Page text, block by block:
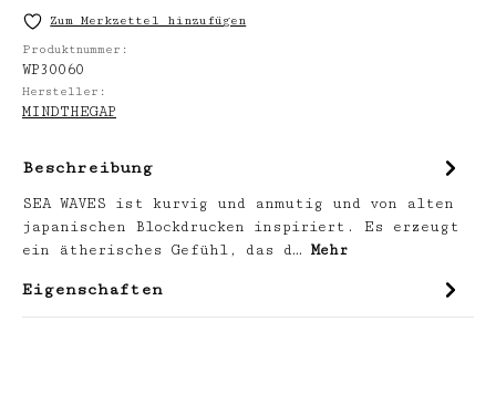
Zum Merkzettel hinzufügen
Produktnummer:
WP30060
Hersteller:
MINDTHEGAP
Beschreibung
SEA WAVES ist kurvig und anmutig und von alten
japanischen Blockdrucken inspiriert. Es erzeugt
ein ätherisches Gefühl, das d… Mehr
Eigenschaften